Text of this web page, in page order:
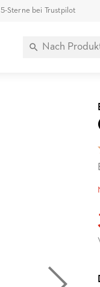
5-Sterne bei Trustpilot